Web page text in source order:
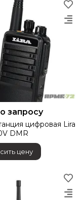
запросу
цифровая Lira
DMR
цену